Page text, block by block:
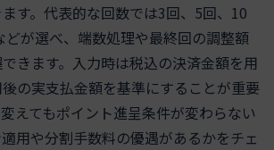
す。代表的な回数では3回、5回、10
どが選べ、端数処理や最終回の調整額
きます。入力時は税込の決済金額を用
の実支払金額を基準にすることが重要
えてもポイント進呈条件が変わらない
用や分割手数料の優遇があるかをチェ